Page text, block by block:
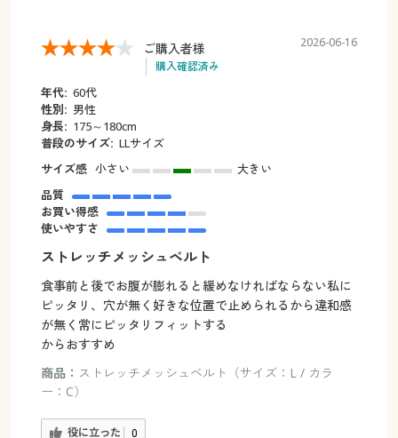
ご購入者様
購入確認済み
2026-06-16
年代: 60代
性別: 男性
身長: 175～180cm
普段のサイズ: LLサイズ
サイズ感 小さい
大きい
品質
お買い得感
使いやすさ
ストレッチメッシュベルト
食事前と後でお腹が膨れると緩めなければならない私に
ピッタリ、穴が無く好きな位置で止められるから違和感
が無く常にピッタリフィットする
からおすすめ
商品： ストレッチメッシュベルト（サイズ：L / カラ
ー：C）
役に立った 0